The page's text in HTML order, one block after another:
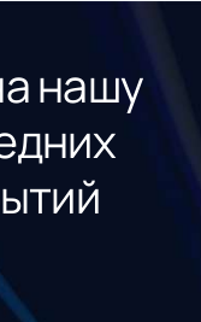
нашу